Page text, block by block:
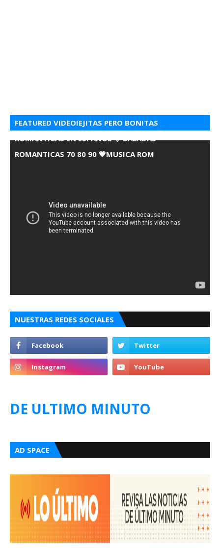
FEATURED VIDEOIEJITAS PERO BONITAS
ROMANTICAS EN ESPANOL 💘 BALADAS
ROMANTICAS 70 80 90 💗MUSICA ROM
NUESTRAS REDES SOCIALES
DE ULTIMO MINUTO
AD SPACE